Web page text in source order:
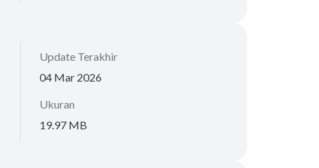
Update Terakhir
04 Mar 2026
Ukuran
19.97 MB